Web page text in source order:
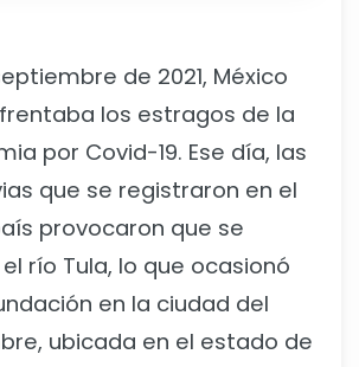
de 2021, México
los estragos de la
por Covid-19. Ese día, las
que se registraron en el
provocaron que se
río Tula, lo que ocasionó
en la ciudad del
ubicada en el estado de